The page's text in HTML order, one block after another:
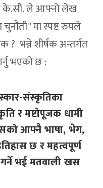
के.सी. ले आफ्नो लेख
मा स्पष्ट रुपले
भन्ने शीर्षक अन्तर्गत
भएको छ :
संस्कृतिका
र मष्टोपूजक धामी
आफ्नै भाषा, भेग,
छ र महत्वपूर्ण
भई मतवाली खस